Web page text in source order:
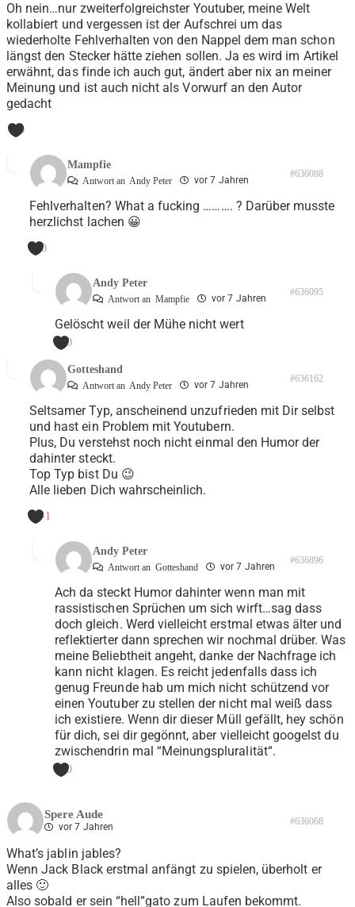
Oh nein…nur zweiterfolgreichster Youtuber, meine Welt
kollabiert und vergessen ist der Aufschrei um das
wiederholte Fehlverhalten von den Nappel dem man schon
längst den Stecker hätte ziehen sollen. Ja es wird im Artikel
erwähnt, das finde ich auch gut, ändert aber nix an meiner
Meinung und ist auch nicht als Vorwurf an den Autor
gedacht
0
Mampfie
Antwort an Andy Peter vor 7 Jahren
#636088
Fehlverhalten? What a fucking ………. ? Darüber musste
herzlichst lachen 😀
0
Andy Peter
Antwort an Mampfie vor 7 Jahren
#636095
Gelöscht weil der Mühe nicht wert
0
Gotteshand
Antwort an Andy Peter vor 7 Jahren
#636162
Seltsamer Typ, anscheinend unzufrieden mit Dir selbst
und hast ein Problem mit Youtubern.
Plus, Du verstehst noch nicht einmal den Humor der
dahinter steckt.
Top Typ bist Du 😉
Alle lieben Dich wahrscheinlich.
-1
Andy Peter
Antwort an Gotteshand vor 7 Jahren
#636896
Ach da steckt Humor dahinter wenn man mit
rassistischen Sprüchen um sich wirft…sag dass
doch gleich. Werd vielleicht erstmal etwas älter und
reflektierter dann sprechen wir nochmal drüber. Was
meine Beliebtheit angeht, danke der Nachfrage ich
kann nicht klagen. Es reicht jedenfalls dass ich
genug Freunde hab um mich nicht schützend vor
einen Youtuber zu stellen der nicht mal weiß dass
ich existiere. Wenn dir dieser Müll gefällt, hey schön
für dich, sei dir gegönnt, aber vielleicht googelst du
zwischendrin mal “Meinungspluralität“.
0
Spere Aude
vor 7 Jahren #636068
What’s jablin jables?
Wenn Jack Black erstmal anfängt zu spielen, überholt er
alles 🙂
Also sobald er sein “hell”gato zum Laufen bekommt.